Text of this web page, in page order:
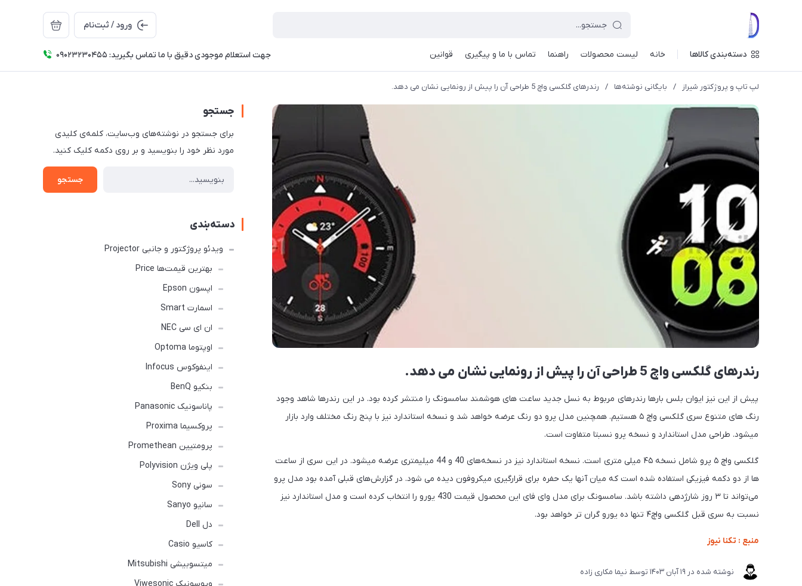
ورود / ثبت‌نام
دسته‌بندی کالاها خانه لیست محصولات راهنما تماس با ما و پیگیری قوانین جهت استعلام موجودی دقیق با ما تماس بگیرید: 09023230455
لپ تاپ و پروژکتور شیراز / بایگانی نوشته‌ها / رندرهای گلکسی واچ 5 طراحی آن را پیش از رونمایی نشان می دهد.
رندرهای گلکسی واچ 5 طراحی آن را پیش از رونمایی نشان می دهد.
پیش از این نیز ایوان بلس بارها رندرهای مربوط به نسل جدید ساعت های هوشمند سامسونگ را منتشر کرده بود. در این رندرها شاهد وجود
رنگ های متنوع سری گلکسی واچ ۵ هستیم. همچنین مدل پرو دو رنگ عرضه خواهد شد و نسخه استاندارد نیز با پنج رنگ مختلف وارد بازار
میشود. طراحی مدل استاندارد و نسخه پرو نسبتا متفاوت است.
گلکسی واچ ۵ پرو شامل نسخه ۴۵ میلی متری است. نسخه استاندارد نیز در نسخه‌های 40 و 44 میلیمتری عرضه میشود. در این سری از ساعت
ها از دو دکمه فیزیکی استفاده شده است که میان آنها یک حفره برای قرارگیری میکروفون دیده می شود. در گزارش‌های قبلی آمده بود مدل پرو
می‌تواند تا ۳ روز شارژدهی داشته باشد. سامسونگ برای مدل وای فای این محصول قیمت 430 یورو را انتخاب کرده است و مدل استاندارد نیز
نسبت به سری قبل گلکسی واچ۴ تنها ده یورو گران تر خواهد بود.
منبع : تکنا نیوز
نوشته شده در 19 آبان 1403 توسط نیما مکاری زاده
جستجو
برای جستجو در نوشته‌های وب‌سایت، کلمه‌ی کلیدی
مورد نظر خود را بنویسید و بر روی دکمه کلیک کنید.
جستجو
دسته‌بندی
ویدئو پروژکتور و جانبی Projector
بهترین قیمت‌ها Price
اپسون Epson
اسمارت Smart
ان ای سی NEC
اوپتوما Optoma
اینفوکوس Infocus
بنکیو BenQ
پاناسونیک Panasonic
پروکسیما Proxima
پرومتیین Promethean
پلی ویژن Polyvision
سونی Sony
سانیو Sanyo
دل Dell
کاسیو Casio
میتسوبیشی Mitsubishi